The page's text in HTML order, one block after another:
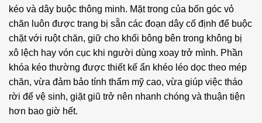
kéo và dây buộc thông minh. Mặt trong của bốn góc vỏ
chăn luôn được trang bị sẵn các đoạn dây cố định để buộc
chặt với ruột chăn, giữ cho khối bông bên trong không bị
xô lệch hay vón cục khi người dùng xoay trở mình. Phần
khóa kéo thường được thiết kế ẩn khéo léo dọc theo mép
chăn, vừa đảm bảo tính thẩm mỹ cao, vừa giúp việc tháo
rời để vệ sinh, giặt giũ trở nên nhanh chóng và thuận tiện
hơn bao giờ hết.